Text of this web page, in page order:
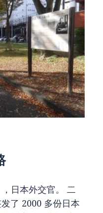
日本外交官。 二
了 2000 多份日本